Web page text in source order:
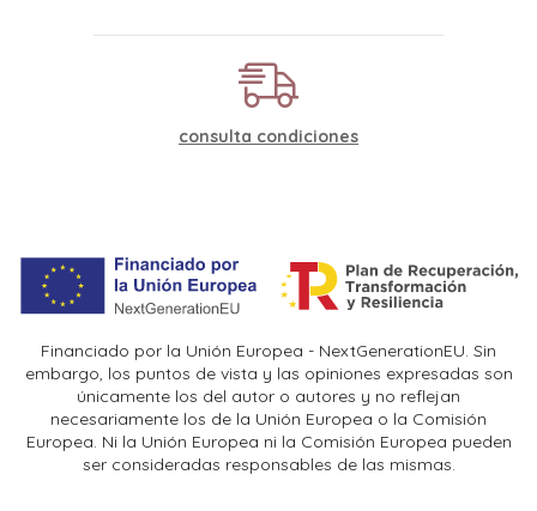
consulta condiciones
Financiado por la Unión Europea - NextGenerationEU. Sin
embargo, los puntos de vista y las opiniones expresadas son
únicamente los del autor o autores y no reflejan
necesariamente los de la Unión Europea o la Comisión
Europea. Ni la Unión Europea ni la Comisión Europea pueden
ser consideradas responsables de las mismas.